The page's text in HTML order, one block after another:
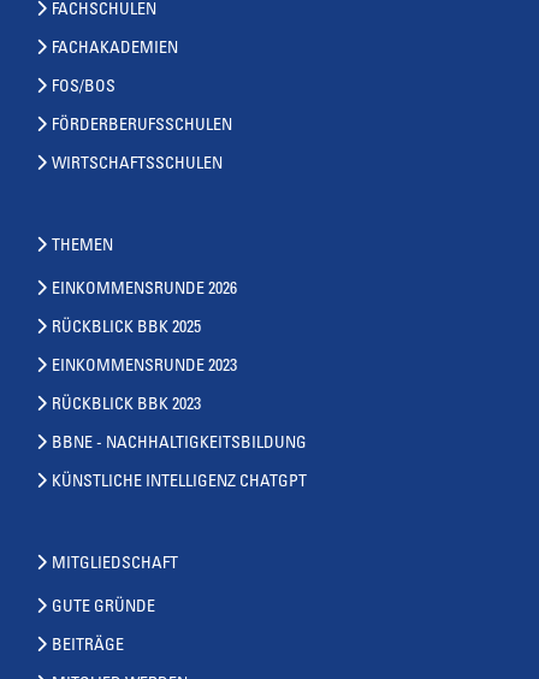
FACHSCHULEN
FACHAKADEMIEN
FOS/BOS
FÖRDERBERUFSSCHULEN
WIRTSCHAFTSSCHULEN
THEMEN
EINKOMMENSRUNDE 2026
RÜCKBLICK BBK 2025
EINKOMMENSRUNDE 2023
RÜCKBLICK BBK 2023
BBNE - NACHHALTIGKEITSBILDUNG
KÜNSTLICHE INTELLIGENZ CHATGPT
MITGLIEDSCHAFT
GUTE GRÜNDE
BEITRÄGE